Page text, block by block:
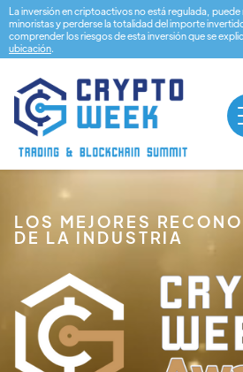
La inversión en criptoactivos no está regulada,
minoristas y perderse la totalidad del importe
comprender los riesgos de esta inversión que se
ubicación.
LOS MEJORES
DE LA INDUSTRIA